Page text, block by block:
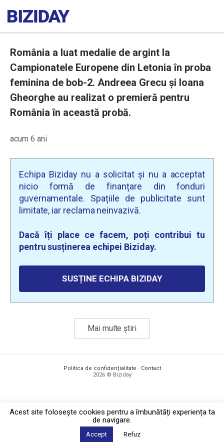
România a luat medalie de argint la
Campionatele Europene din Letonia în proba
feminina de bob-2. Andreea Grecu și Ioana
Gheorghe au realizat o premieră pentru
România în această probă.
acum 6 ani
Echipa Biziday nu a solicitat și nu a acceptat
nicio formă de finanțare din fonduri
guvernamentale. Spațiile de publicitate sunt
limitate, iar reclama neinvazivă.
Dacă îți place ce facem, poți contribui tu
pentru susținerea echipei Biziday.
SUSȚINE ECHIPA BIZIDAY
Mai multe știri
Politica de confidențialitate · Contact
2026 © Biziday
Acest site foloseşte cookies pentru a îmbunătăți experiența ta
de navigare.
Accept Refuz